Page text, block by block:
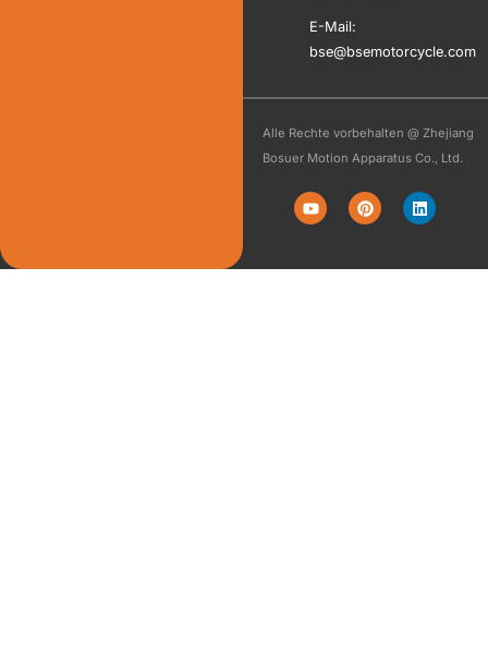
E-Mail:
bse@bsemotorcycle.com
Alle Rechte vorbehalten @ Zhejiang
Bosuer Motion Apparatus Co., Ltd.